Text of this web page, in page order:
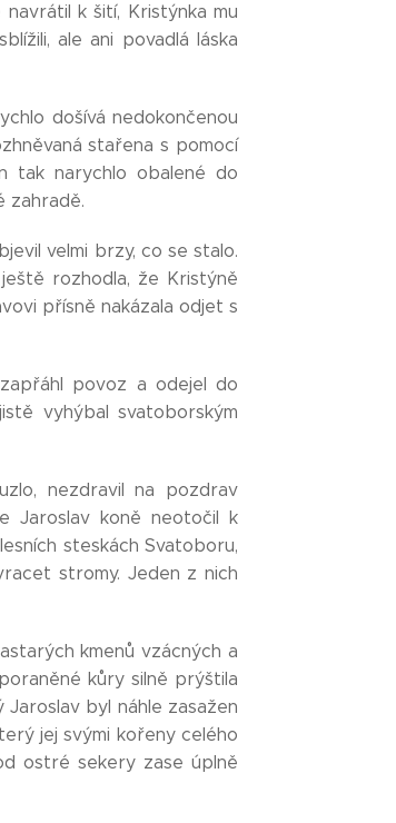
k šití, Kristýnka mu
ale ani povadlá láska
došívá nedokončenou
stařena s pomocí
tak narychlo obalené do
zahradě.
velmi brzy, co se stalo.
rozhodla, že Kristýně
přísně nakázala odjet s
povoz a odejel do
vyhýbal svatoborským
nezdravil na pozdrav
Jaroslav koně neotočil k
steskách Svatoboru,
stromy. Jeden z nich
kmenů vzácných a
kůry silně prýštila
byl náhle zasažen
jej svými kořeny celého
ostré sekery zase úplně